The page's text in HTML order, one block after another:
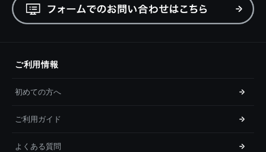
ご利用情報
初めての方へ
ご利用ガイド
よくある質問